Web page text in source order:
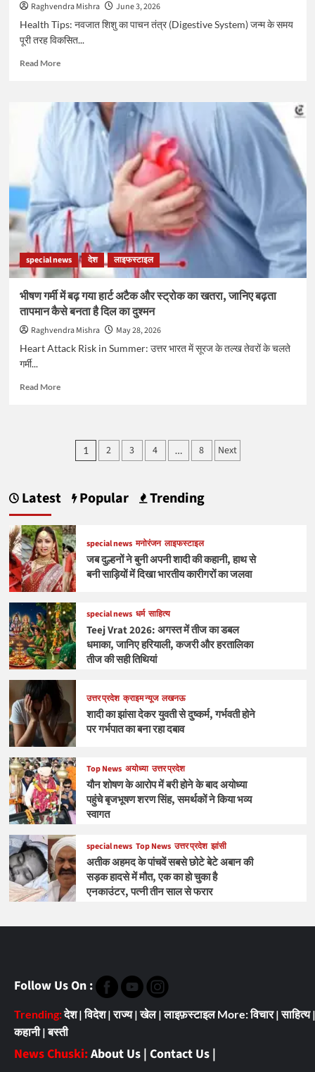
Raghvendra Mishra
June 3, 2026
Health Tips: नवजात शिशु का पाचन तंत्र (Digestive System) जन्म के समय
पूरी तरह विकसित...
Read MoreRead
एक
साल
से
कम
बच्चों
को
भूलकर
भी
न
खिलाएं
ये
5
चीजें,
फायदे
की
जगह
बड़ा
special news देश लाइफस्टाइल
भीषण गर्मी में बढ़ गया हार्ट अटैक और स्ट्रोक का खतरा, जानिए बढ़ता
तापमान कैसे बनता है दिल का दुश्मन
Raghvendra Mishra
May 28, 2026
Heart Attack Risk in Summer: उत्तर भारत में सूरज के तल्ख तेवरों के चलते
गर्मी...
Read MoreRead
अटैक
स्ट्रोक
का
खतरा,
जानिए
बढ़ता
कैसे
बनता
है
दिल
का
दुश्मन
Posts
1 2 3 4 … 8 Next
Latest Popular Trending
special news मनोरंजन लाइफस्टाइल
जब दुल्हनों ने बुनी अपनी शादी की कहानी, हाथ से
बनी साड़ियों में दिखा भारतीय कारीगरों का जलवा
special news धर्म साहित्य
Teej Vrat 2026: अगस्त में तीज का डबल
धमाका, जानिए हरियाली, कजरी और हरतालिका
तीज की सही तिथियां
उत्तर प्रदेश क्राइम न्यूज लखनऊ
शादी का झांसा देकर युवती से दुष्कर्म, गर्भवती होने
पर गर्भपात का बना रहा दबाव
Top News अयोध्या उत्तर प्रदेश
यौन शोषण के आरोप में बरी होने के बाद अयोध्या
पहुंचे बृजभूषण शरण सिंह, समर्थकों ने किया भव्य
स्वागत
special news Top News उत्तर प्रदेश झांसी
अतीक अहमद के पांचवें सबसे छोटे बेटे अबान की
सड़क हादसे में मौत, एक का हो चुका है
एनकाउंटर, पत्नी तीन साल से फरार
Follow Us On :
Trending:देश|विदेश|राज्य|खेल|लाइफ़स्टाइल More:विचार|साहित्य|
कहानी|बस्ती
News Chuski:About Us | Contact Us |